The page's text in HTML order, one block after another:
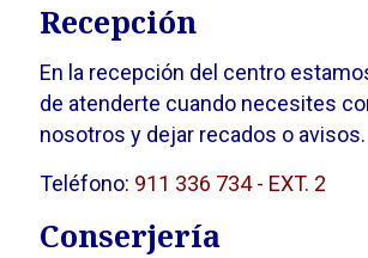
Recepción
En la recepción del centro
de atenderte cuando necesites
nosotros y dejar recados o avisos.
Teléfono: 911 336 734 - EXT. 2
Conserjería